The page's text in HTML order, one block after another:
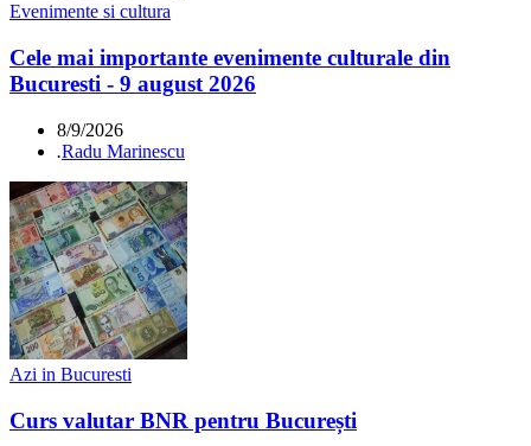
Evenimente si cultura
Cele mai importante evenimente culturale din
Bucuresti - 9 august 2026
8/9/2026
.Radu Marinescu
Azi in Bucuresti
Curs valutar BNR pentru București